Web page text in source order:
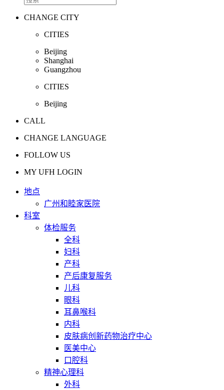
CHANGE CITY
CITIES
Beijing
Shanghai
Guangzhou
CITIES
Beijing
CALL
CHANGE LANGUAGE
FOLLOW US
MY UFH LOGIN
地点
广州和睦家医院
科室
体检服务
全科
妇科
产科
产后康复服务
儿科
眼科
耳鼻喉科
内科
皮肤病创新药物治疗中心
医美中心
口腔科
精神心理科
外科